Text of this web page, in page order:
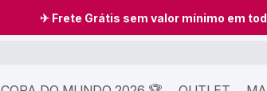
✈ Frete Grátis sem valor mínimo em